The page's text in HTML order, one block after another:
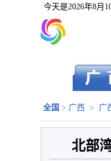
今天是2026年8月
全国 > 广西 > 广
北部